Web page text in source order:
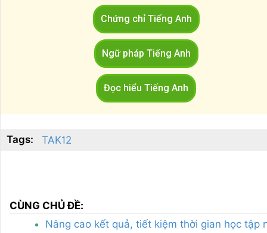
Chứng chỉ Tiếng Anh
Ngữ pháp Tiếng Anh
Đọc hiểu Tiếng Anh
Tags: TAK12
CÙNG CHỦ ĐỀ:
Nâng cao kết quả, tiết kiệm thời gian học tập